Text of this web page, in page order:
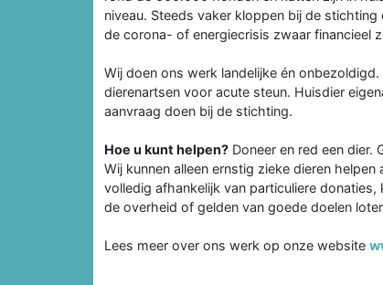
niveau. Steeds vaker kloppen bij de stichting
de corona- of energiecrisis zwaar financieel
Wij doen ons werk landelijke én
dierenartsen voor acute steun. Huisdier
aanvraag doen bij de stichting.
Hoe u kunt helpen? Doneer en red een dier.
Wij kunnen alleen ernstig zieke dieren
volledig afhankelijk van particuliere
de overheid of gelden van goede doelen
Lees meer over ons werk op onze website